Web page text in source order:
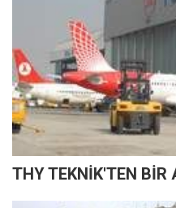
THY TEKNİK'TEN